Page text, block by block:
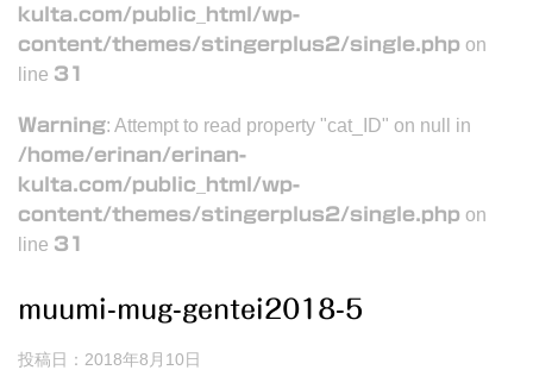
kulta.com/public_html/wp-
content/themes/stingerplus2/single.php on
line 31
Warning: Attempt to read property "cat_ID" on null in
/home/erinan/erinan-
kulta.com/public_html/wp-
content/themes/stingerplus2/single.php on
line 31
muumi-mug-gentei2018-5
投稿日： 2018年8月10日